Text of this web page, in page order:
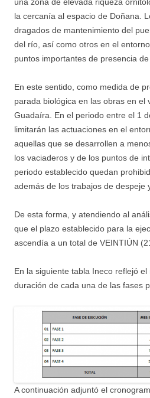
una zona de elevada riqueza
la cercanía al espacio de Doñana.
dragados de mantenimiento del
del río, así como otros en el
puntos importantes de presencia
En este sentido, como medida de
parada biológica en las obras en el
Guadaíra. En el periodo entre el 1
limitarán las actuaciones en el
aquellas que se desarrollen a
los vaciaderos y de los puntos de
periodo establecido quedan
además de los trabajos de despeje
De esta forma, y atendiendo al
que el plazo establecido para la
ascendía a un total de VEINTIÚN
En la siguiente tabla Ineco reflejó
duración de cada una de las fases
A continuación adjuntó el